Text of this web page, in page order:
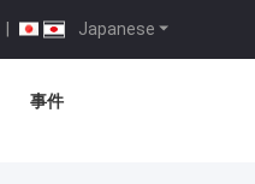
Japanese
|
事件